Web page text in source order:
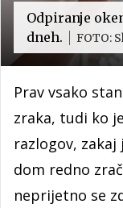
Odpiranje
dneh.
FOTO:
Prav vsako
zraka, tudi ko
razlogov,
dom redno
neprijetno se